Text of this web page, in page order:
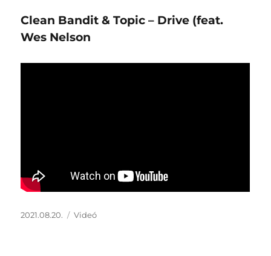
Clean Bandit & Topic – Drive (feat.
Wes Nelson
Közzétéve
2021.08.20. Forma
Videó